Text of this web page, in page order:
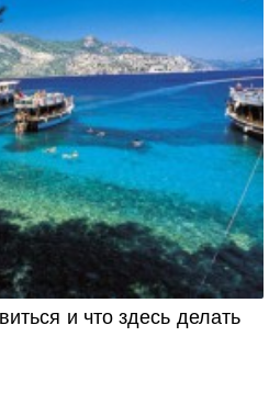
и что здесь делать